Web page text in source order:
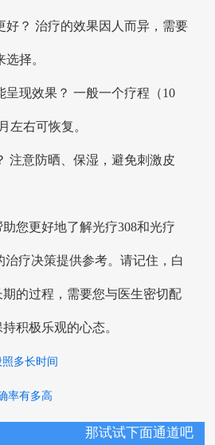
好？ 治疗的效果因人而异，需要
择。
呈现效果？ 一般一个疗程（10
左右可恢复。
注意防晒、保湿，避免刺激皮
您更好地了解光疗308和光疗
疗决策提供参考。请记住，白
的过程，需要您与医生密切配
积极乐观的心态。
多长时间
率有多高
那试试下面通道吧